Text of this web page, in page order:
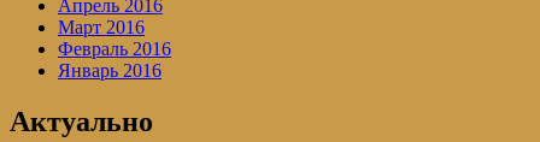
Апрель 2016
Март 2016
Февраль 2016
Январь 2016
Актуально